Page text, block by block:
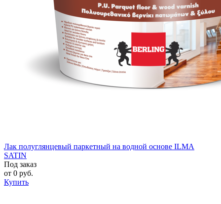
Лак полуглянцевый паркетный на водной основе ILMA
SATIN
Под заказ
от 0 руб.
Купить